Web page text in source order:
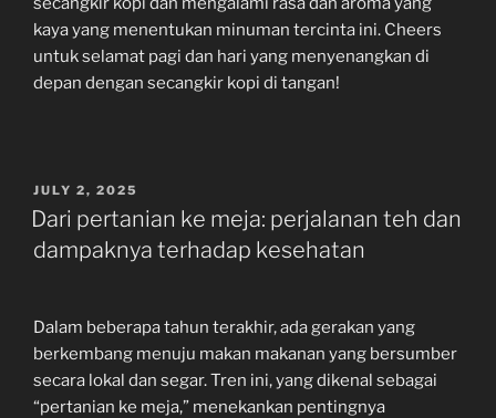
kaya yang menentukan minuman tercinta ini. Cheers
untuk selamat pagi dan hari yang menyenangkan di
depan dengan secangkir kopi di tangan!
POSTED
ON
JULY 2, 2025
Dari pertanian ke meja: perjalanan teh dan
dampaknya terhadap kesehatan
Dalam beberapa tahun terakhir, ada gerakan yang
berkembang menuju makan makanan yang bersumber
secara lokal dan segar. Tren ini, yang dikenal sebagai
“pertanian ke meja,” menekankan pentingnya